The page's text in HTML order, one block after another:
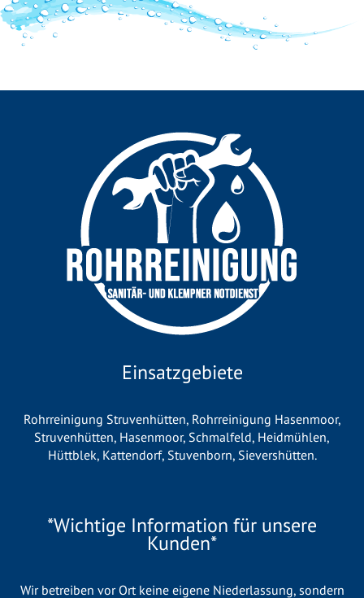
Einsatzgebiete
Rohrreinigung Struvenhütten, Rohrreinigung Hasenmoor,
Struvenhütten, Hasenmoor, Schmalfeld, Heidmühlen,
Hüttblek, Kattendorf, Stuvenborn, Sievershütten.
*Wichtige Information für unsere
Kunden*
Wir betreiben vor Ort keine eigene Niederlassung, sondern